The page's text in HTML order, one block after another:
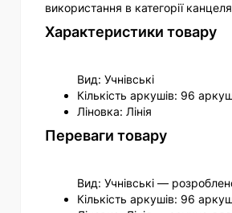
використання в категорії
Характеристики товару
Вид: Учнівські
Кількість аркушів: 96
Ліновка: Лінія
Переваги товару
Вид: Учнівські —
Кількість аркушів: 96